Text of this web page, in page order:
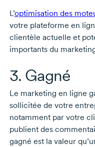
L’optimisation des
votre plateforme en
clientèle actuelle et
importants du
3. Gagné
Le marketing en ligne
sollicitée de votre
notamment par votre
publient des
gagné est la valeur